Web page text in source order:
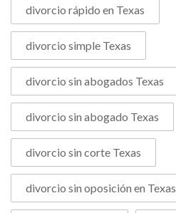
divorcio rápido en Texas
divorcio simple Texas
divorcio sin abogados Texas
divorcio sin abogado Texas
divorcio sin corte Texas
divorcio sin oposición en Texas